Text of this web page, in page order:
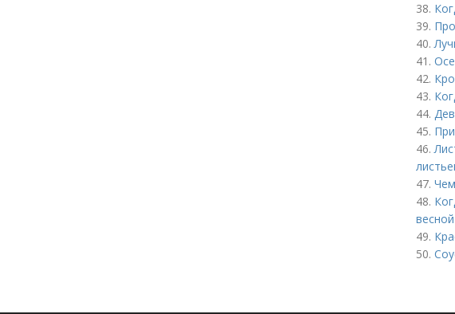
38.
39.
40.
41.
42.
43.
44.
45.
46.
47.
48.
49.
50.